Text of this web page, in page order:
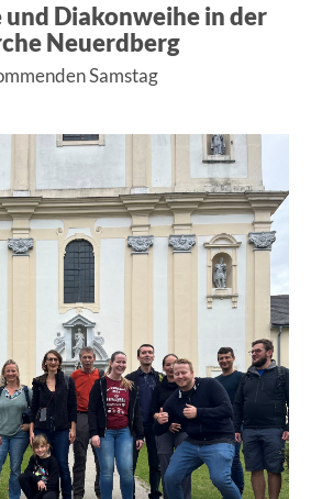
Diakonweihe in der
Neuerdberg
Samstag